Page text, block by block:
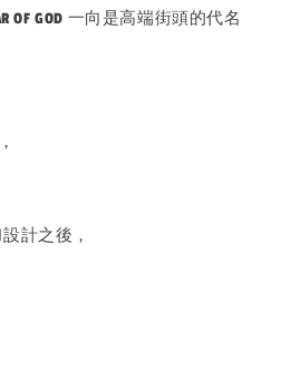
OF GOD 一向是高端街頭的代名
計之後，